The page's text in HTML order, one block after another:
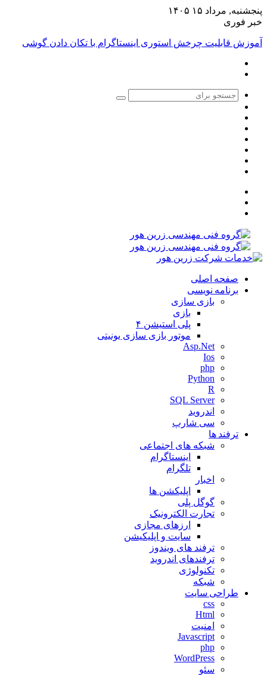
پنجشنبه, مرداد ۱۵ ۱۴۰۵
خبر فوری
آموزش قابلیت چرخش استوری اینستاگرام با تکان دادن گوشی
جستجو
صفحه اصلی
برنامه نویسی
بازی سازی
بازی
پلی استیشن ۴
موتور بازی سازی یونیتی
Asp.Net
Ios
php
Python
R
SQL Server
اندروید
سی شارپ
ترفند ها
شبکه های اجتماعی
اینستاگرام
تلگرام
اخبار
اپلیکشن ها
گوگل پلی
تجارت الکترونیک
ارزهای مجازی
سایت و اپلیکیشن
ترفند های ویندوز
ترفندهای اندروید
تکنولوژی
شبکه
طراحی سایت
css
Html
امنیت
Javascript
php
WordPress
سئو